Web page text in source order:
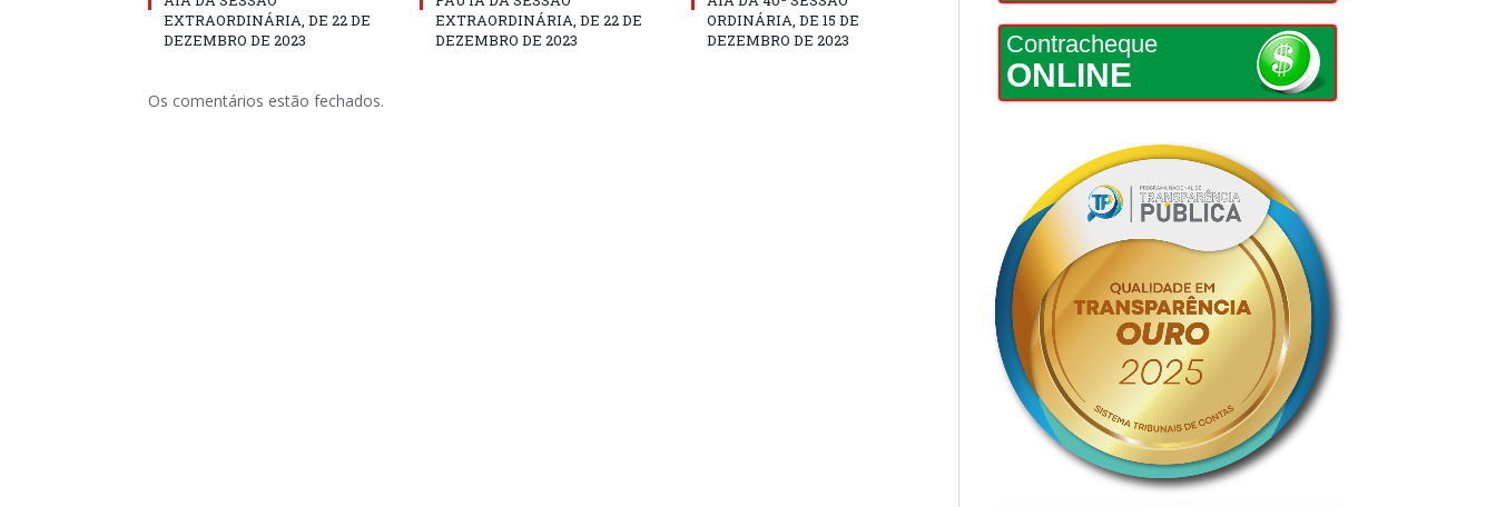
EXTRAORDINÁRIA, DE 22 DE
DEZEMBRO DE 2023
EXTRAORDINÁRIA, DE 22 DE
DEZEMBRO DE 2023
ORDINÁRIA, DE 15 DE
DEZEMBRO DE 2023
Os comentários estão fechados.
Contracheque
ONLINE